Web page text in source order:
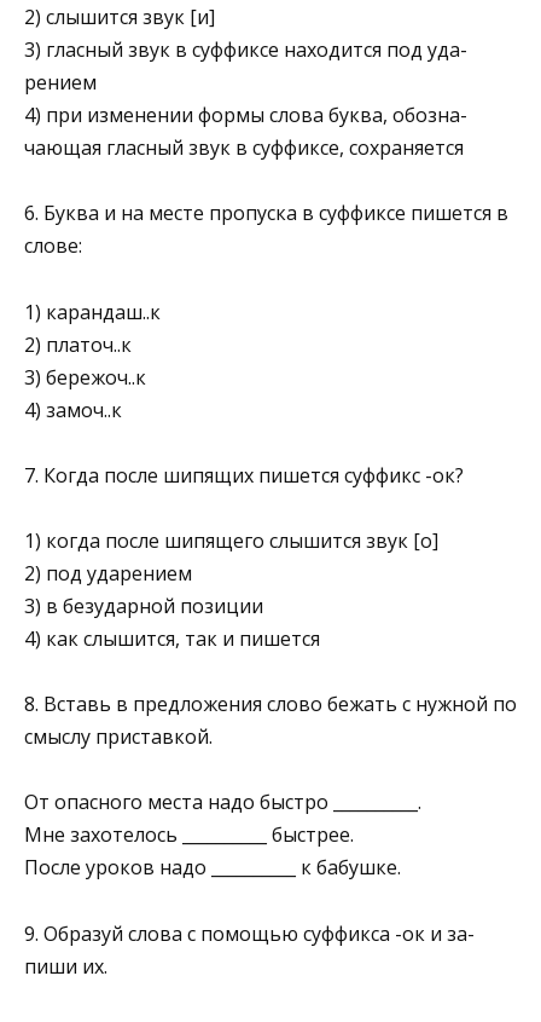
2) слышится звук [и]
3) гласный звук в суффиксе находится под уда­
рением
4) при изменении формы слова буква, обозна­
чающая гласный звук в суффиксе, сохраняется
6. Буква и на месте пропуска в суффиксе пишется в
слове:
1) карандаш..к
2) платоч..к
3) бережоч..к
4) замоч..к
7. Когда после шипящих пишется суффикс -ок?
1) когда после шипящего слышится звук [о]
2) под ударением
3) в безударной позиции
4) как слышится, так и пишется
8. Вставь в предложения слово бежать с нужной по
смыслу приставкой.
От опасного места надо быстро __________.
Мне захотелось __________ быстрее.
После уроков надо __________ к бабушке.
9. Образуй слова с помощью суффикса -ок и за­
пиши их.